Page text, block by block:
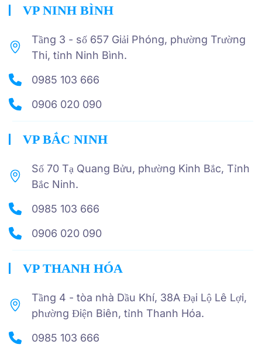
VP NINH BÌNH
Tầng 3 - số 657 Giải Phóng, phường Trường
Thi, tỉnh Ninh Bình.
0985 103 666
0906 020 090
VP BẮC NINH
Số 70 Tạ Quang Bửu, phường Kinh Bắc, Tỉnh
Bắc Ninh.
0985 103 666
0906 020 090
VP THANH HÓA
Tầng 4 - tòa nhà Dầu Khí, 38A Đại Lộ Lê Lợi,
phường Điện Biên, tỉnh Thanh Hóa.
0985 103 666